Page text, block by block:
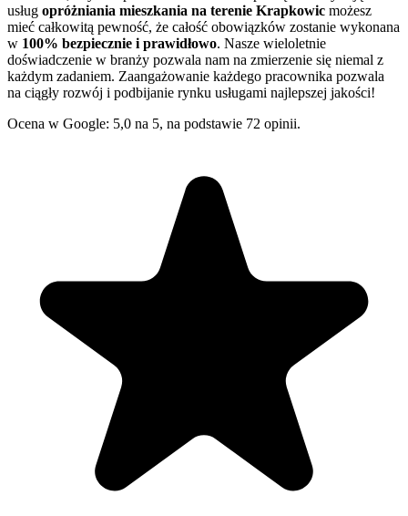
usług opróżniania mieszkania na terenie Krapkowic możesz
mieć całkowitą pewność, że całość obowiązków zostanie wykonana
w 100% bezpiecznie i prawidłowo. Nasze wieloletnie
doświadczenie w branży pozwala nam na zmierzenie się niemal z
każdym zadaniem. Zaangażowanie każdego pracownika pozwala
na ciągły rozwój i podbijanie rynku usługami najlepszej jakości!
Ocena w Google: 5,0 na 5, na podstawie 72 opinii.